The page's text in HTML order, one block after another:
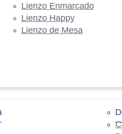
Lienzo Enmarcado
Lienzo Happy
Lienzo de Mesa